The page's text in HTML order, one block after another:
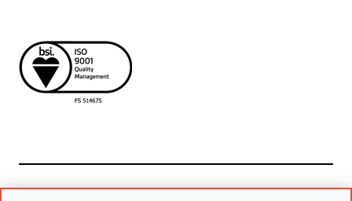
Powiązane witryny